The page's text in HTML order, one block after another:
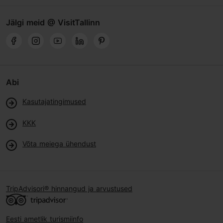
Jälgi meid @ VisitTallinn
Abi
Kasutajatingimused
KKK
Võta meiega ühendust
TripAdvisori® hinnangud ja arvustused
Eesti ametlik turismiinfo